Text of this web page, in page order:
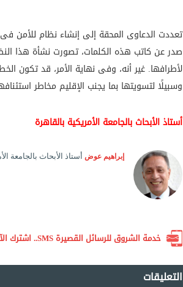
تعددت الدعاوى المحقة إلى إنشاء نظام للأمن
صدر عن كاتب هذه الكلمات، تصورت نشأة هذا
لأطرافها. غير أنه، وفى نهاية الأمر، قد تكون
وسبيلًا لتسويتها بما يجنب الإقليم مخاطر
أستاذ الأبحاث بالجامعة الأمريكية بالقاهرة
إبراهيم عوض أستاذ الأبحاث بالجامعة
خدمة الشروق للرسائل القصيرة SMS.. اشترك الآن لتصلك أهم الأخبار لحظة بلحظة
التعليقات